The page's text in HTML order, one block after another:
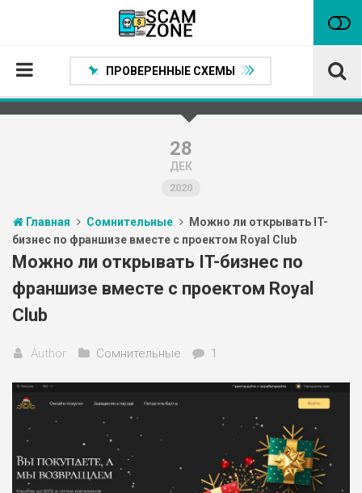
Проверенные способы заработка
Статьи
Партнеры
ПРОВЕРЕННЫЕ СХЕМЫ
28
ДЕК
2020
Главная Сомнительные
Можно ли открывать IT-
бизнес по франшизе вместе с проектом Royal Club
Можно ли открывать IT-бизнес по
франшизе вместе с проектом Royal
Club
Author Сомнительные 1